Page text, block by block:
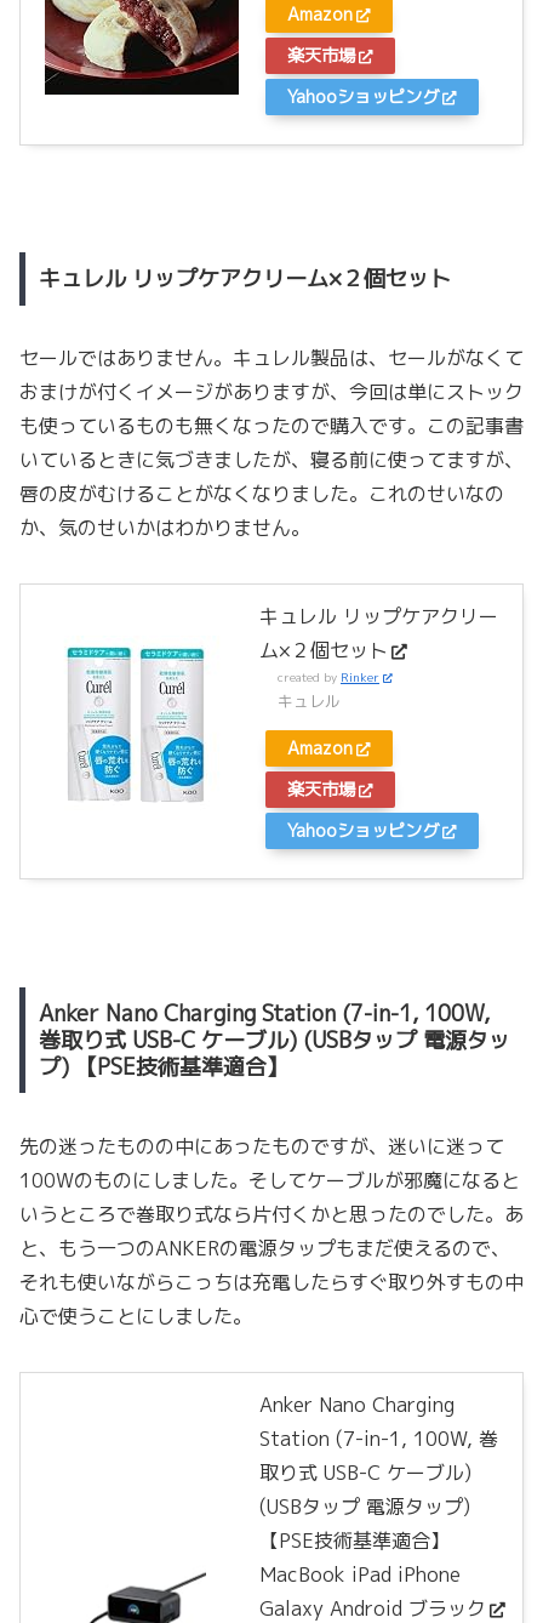
Amazon
楽天市場
Yahooショッピング
キュレル リップケアクリーム×２個セット
セールではありません。キュレル製品は、セールがなくて
おまけが付くイメージがありますが、今回は単にストック
も使っているものも無くなったので購入です。この記事書
いているときに気づきましたが、寝る前に使ってますが、
唇の皮がむけることがなくなりました。これのせいなの
か、気のせいかはわかりません。
キュレル リップケアクリー
ム×２個セット
created by Rinker
キュレル
Amazon
楽天市場
Yahooショッピング
Anker Nano Charging Station (7-in-1, 100W,
巻取り式 USB-C ケーブル) (USBタップ 電源タッ
プ) 【PSE技術基準適合】
先の迷ったものの中にあったものですが、迷いに迷って
100Wのものにしました。そしてケーブルが邪魔になると
いうところで巻取り式なら片付くかと思ったのでした。あ
と、もう一つのANKERの電源タップもまだ使えるので、
それも使いながらこっちは充電したらすぐ取り外すもの中
心で使うことにしました。
Anker Nano Charging
Station (7-in-1, 100W, 巻
取り式 USB-C ケーブル)
(USBタップ 電源タップ)
【PSE技術基準適合】
MacBook iPad iPhone
Galaxy Android ブラック